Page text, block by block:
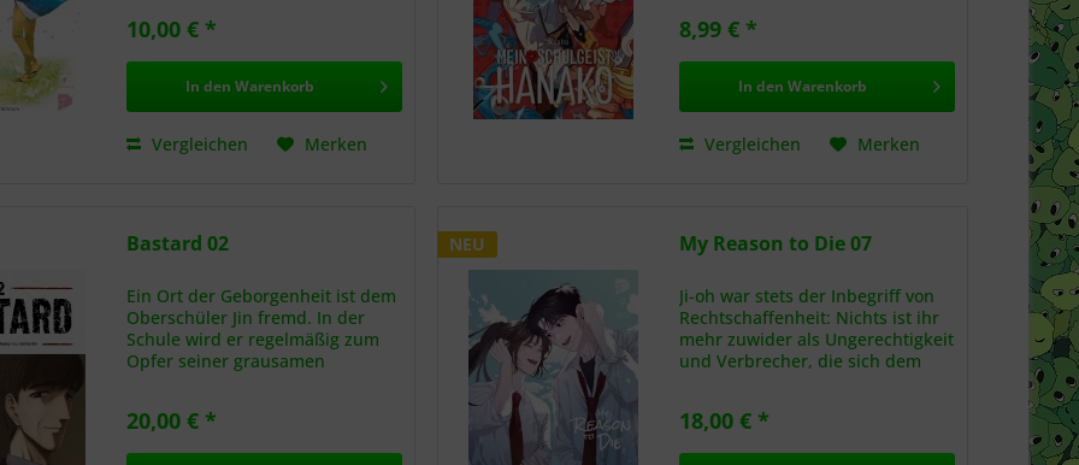
Erinnerungen an jene geblieben,
10,00 € *
In den Warenkorb
Vergleichen Merken
vorherigen Leben auf Kou ein.
8,99 € *
In den Warenkorb
Vergleichen Merken
Bastard 02
Ein Ort der Geborgenheit ist dem
Oberschüler Jin fremd. In der
Schule wird er regelmäßig zum
Opfer seiner grausamen
Heims verwickelt ihn sein Vater
in schreckliche Mordspiele.
20,00 € *
NEU My Reason to Die 07
Ji-oh war stets der Inbegriff von
Rechtschaffenheit: Nichts ist ihr
mehr zuwider als Ungerechtigkeit
und Verbrecher, die sich dem
ihr bester Freund Ki-seong mit
Drogen dealt...
18,00 € *